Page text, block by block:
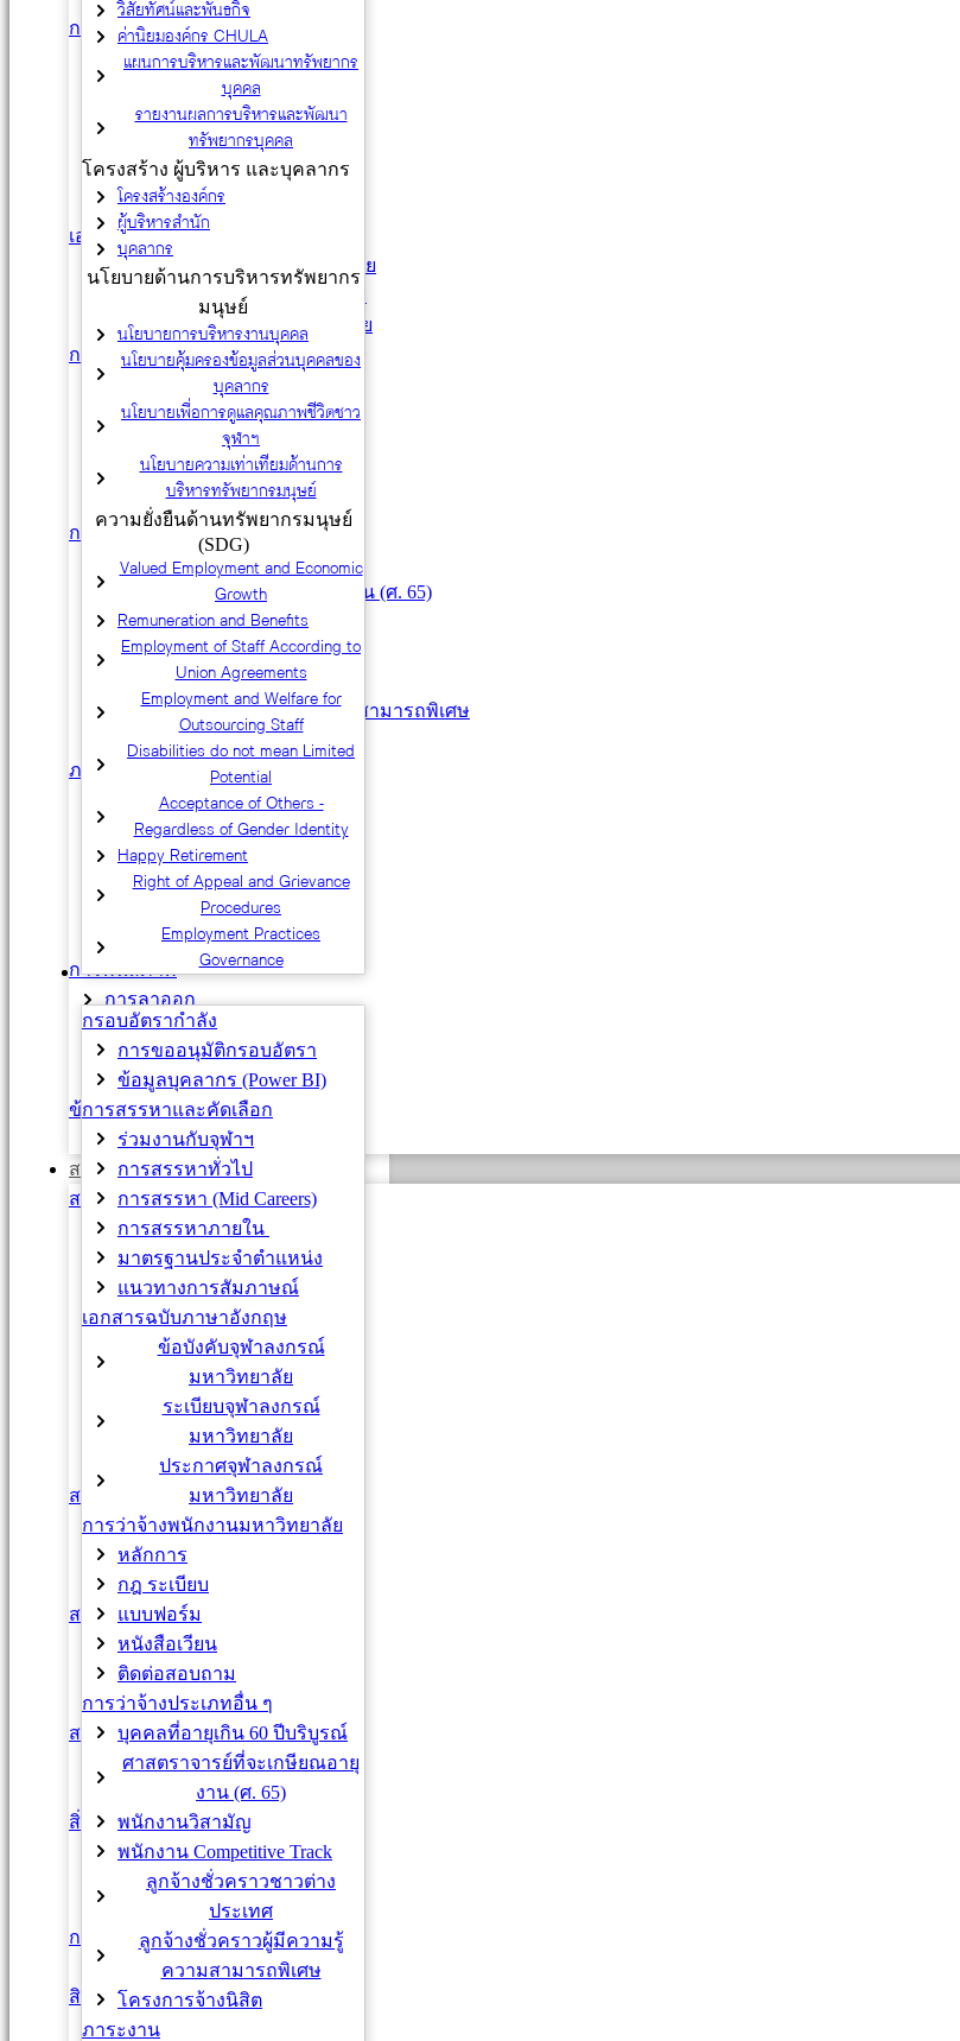
การสรรหาและคัดเลือก
ร่วมงานกับจุฬาฯ
การสรรหาทั่วไป
การสรรหา (Mid Careers)
การสรรหาภายใน
มาตรฐานประจำตำแหน่ง
แนวทางการสัมภาษณ์
เอกสารฉบับภาษาอังกฤษ
ข้อบังคับจุฬาลงกรณ์มหาวิทยาลัย
ระเบียบจุฬาลงกรณ์มหาวิทยาลัย
ประกาศจุฬาลงกรณ์มหาวิทยาลัย
การว่าจ้างพนักงานมหาวิทยาลัย
กฎ ระเบียบ
หนังสือเวียน
ติดต่อสอบถาม
การว่าจ้างประเภทอื่น ๆ
บุคคลที่อายุเกิน 60 ปีบริบูรณ์
ศาสตราจารย์ที่จะเกษียณอายุงาน (ศ. 65)
พนักงานวิสามัญ
พนักงาน Competitive Track
ลูกจ้างชั่วคราวชาวต่างประเทศ
ลูกจ้างชั่วคราวผู้มีความรู้ความสามารถพิเศษ
โครงการจ้างนิสิต
ภาระงาน
Assignment Sheet (AS)
ภาระงานสายวิชาการ
ภาระงานสายปฏิบัติการ
การปฏิบัติงานบริษัทร่วมทุน
การปฏิบัติงานภายนอก
การยืมตัวบุคลากร
การพ้นสภาพ
การลาออก
ด้วยเหตุอื่น
วินัย
Early Retirement
ข้าราชการ
การโอนย้าย
สวัสดิการและสิทธิประโยชน์
สวัสดิการด้านสุขภาพ
กองทุนประกันสังคม
กองทุนเงินทดแทน
เงินอุดหนุนค่ารักษาพยาบาล
(อุบัติเหตุจากการทำงาน)
ตรวจสุขภาพประจำปี
ประกันชีวิตรายเดี่ยว
ประกันสุขภาพแบบกลุ่ม
สวัสดิการยืดหยุ่น
สวัสดิการ Equal Care
สวัสดิการด้านครอบครัว
เงินอุดหนุนการศึกษาบุตร
สวัสดิการโรงเรียนสาธิตฯ
สวัสดิการงานศพ
สวัสดิการด้านการเงิน
กองทุนสำรองเลี้ยงชีพ
เงินกู้ธนาคารต่าง ๆ
เงินกู้เพื่อเคหะสงเคราะห์
สวัสดิการด้านอื่นๆ
หอพักบุคลากร
ช.พ.ค. / ช.พ.ส.
สิ่งอำนวยความสะดวก
Co-Working Space
Central Library
CU Sport Complex
CU pop bus / Parking
การรับเงินเดือน/ค่าจ้างประจำ
ข้าราขการ / ลูกจ้างเงินงบ
สิทธิประโยชน์
การลา
วิสัยทัศน์และพันธกิจ
ค่านิยมองค์กร CHULA
แผนการบริหารและพัฒนาทรัพยากร
บุคคล
รายงานผลการบริหารและพัฒนา
ทรัพยากรบุคคล
โครงสร้าง ผู้บริหาร และบุคลากร
โครงสร้างองค์กร
ผู้บริหารสำนัก
บุคลากร
นโยบายด้านการบริหารทรัพยากร
มนุษย์
นโยบายการบริหารงานบุคคล
นโยบายคุ้มครองข้อมูลส่วนบุคคลของ
บุคลากร
นโยบายเพื่อการดูแลคุณภาพชีวิตชาว
จุฬาฯ
นโยบายความเท่าเทียมด้านการ
บริหารทรัพยากรมนุษย์
ความยั่งยืนด้านทรัพยากรมนุษย์
(SDG)
Valued Employment and Economic
Growth
Remuneration and Benefits
Employment of Staff According to
Union Agreements
Employment and Welfare for
Outsourcing Staff
Disabilities do not mean Limited
Potential
Acceptance of Others -
Regardless of Gender Identity
Happy Retirement
Right of Appeal and Grievance
Procedures
Employment Practices
Governance
การสรรหาและบรรจุ
กรอบอัตรากำลัง
การขออนุมัติกรอบอัตรา
ข้อมูลบุคลากร (Power BI)
การสรรหาและคัดเลือก
ร่วมงานกับจุฬาฯ
การสรรหาทั่วไป
การสรรหา (Mid Careers)
การสรรหาภายใน
มาตรฐานประจำตำแหน่ง
แนวทางการสัมภาษณ์
เอกสารฉบับภาษาอังกฤษ
ข้อบังคับจุฬาลงกรณ์
มหาวิทยาลัย
ระเบียบจุฬาลงกรณ์
มหาวิทยาลัย
ประกาศจุฬาลงกรณ์
มหาวิทยาลัย
การว่าจ้างพนักงานมหาวิทยาลัย
หลักการ
กฎ ระเบียบ
แบบฟอร์ม
หนังสือเวียน
ติดต่อสอบถาม
การว่าจ้างประเภทอื่น ๆ
บุคคลที่อายุเกิน 60 ปีบริบูรณ์
ศาสตราจารย์ที่จะเกษียณอายุ
งาน (ศ. 65)
พนักงานวิสามัญ
พนักงาน Competitive Track
ลูกจ้างชั่วคราวชาวต่าง
ประเทศ
ลูกจ้างชั่วคราวผู้มีความรู้
ความสามารถพิเศษ
โครงการจ้างนิสิต
ภาระงาน